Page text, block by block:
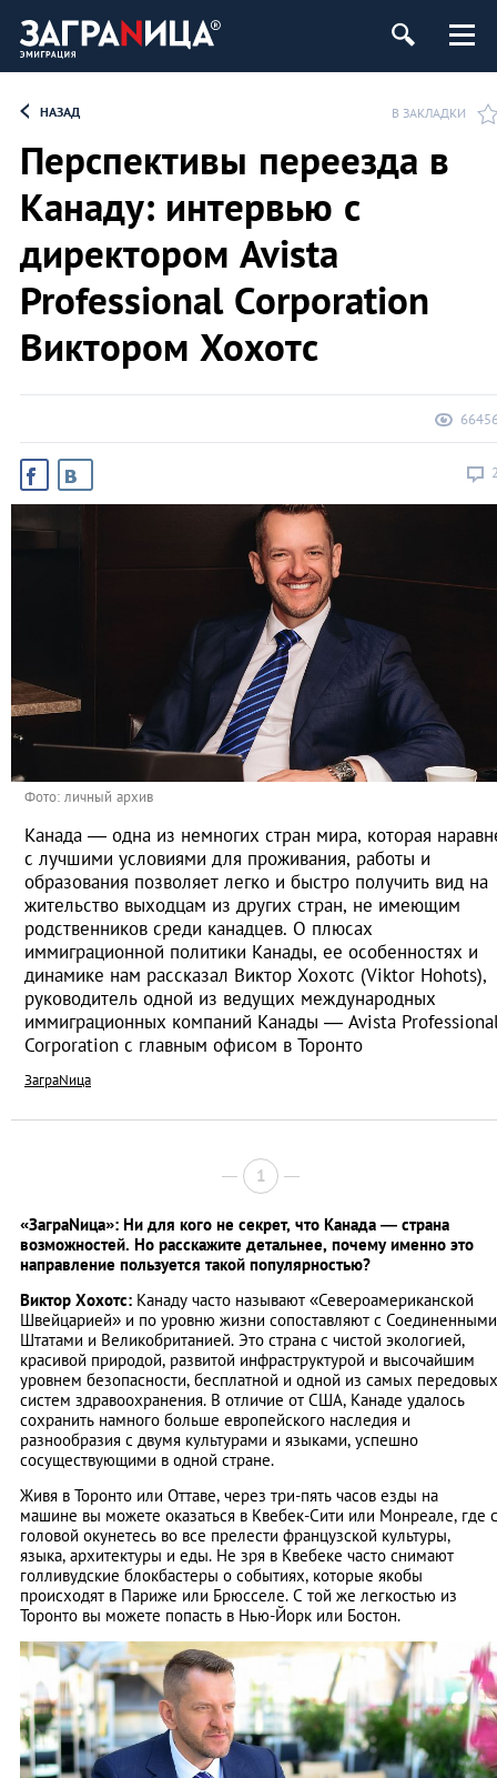
НАЗАД В ЗАКЛАДКИ
Перспективы переезда в
Канаду: интервью с
директором Avista
Professional Corporation
Виктором Хохотс
Фото: личный архив
Канада — одна из немногих стран мира, которая
с лучшими условиями для проживания, работы и
образования позволяет легко и быстро получить вид на
жительство выходцам из других стран, не имеющим
родственников среди канадцев. О плюсах
иммиграционной политики Канады, ее особенностях и
динамике нам рассказал Виктор Хохотс (Viktor Hohots),
руководитель одной из ведущих международных
иммиграционных компаний Канады — Avista
Corporation с главным офисом в Торонто
ЗаграNица
1
«ЗаграNица»: Ни для кого не секрет, что Канада — страна
возможностей. Но расскажите детальнее, почему именно это
направление пользуется такой популярностью?
Виктор Хохотс: Канаду часто называют «Североамериканской
Швейцарией» и по уровню жизни сопоставляют с Соединенными
Штатами и Великобританией. Это страна с чистой экологией,
красивой природой, развитой инфраструктурой и высочайшим
уровнем безопасности, бесплатной и одной из самых передовых
систем здравоохранения. В отличие от США, Канаде удалось
сохранить намного больше европейского наследия и
разнообразия с двумя культурами и языками, успешно
сосуществующими в одной стране.
Живя в Торонто или Оттаве, через три-пять часов езды на
машине вы можете оказаться в Квебек-Сити или Монреале, где с
головой окунетесь во все прелести французской культуры,
языка, архитектуры и еды. Не зря в Квебеке часто снимают
голливудские блокбастеры о событиях, которые якобы
происходят в Париже или Брюсселе. С той же легкостью из
Торонто вы можете попасть в Нью-Йорк или Бостон.